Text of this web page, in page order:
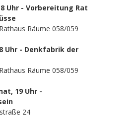
Uhr - Vorbereitung Rat
Räume 058/059
Uhr - Denkfabrik der
Räume 058/059
19 Uhr -
24